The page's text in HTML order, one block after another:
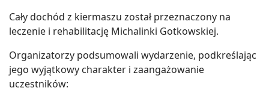
Cały dochód z kiermaszu został przeznaczony na
leczenie i rehabilitację Michalinki Gotkowskiej.
Organizatorzy podsumowali wydarzenie, podkreślając
jego wyjątkowy charakter i zaangażowanie
uczestników: